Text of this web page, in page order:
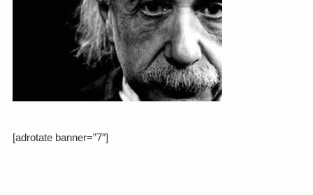
[adrotate banner=”7″]